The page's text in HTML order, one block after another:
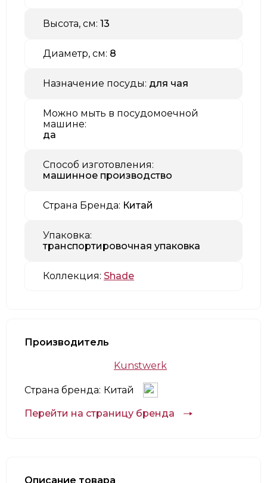
Высота, см: 13
Диаметр, см: 8
Назначение посуды: для чая
Можно мыть в посудомоечной
машине:
да
Способ изготовления:
машинное производство
Страна Бренда: Китай
Упаковка:
транспортировочная упаковка
Коллекция: Shade
Производитель
Kunstwerk
Страна бренда: Китай
Перейти на страницу бренда
Описание товара